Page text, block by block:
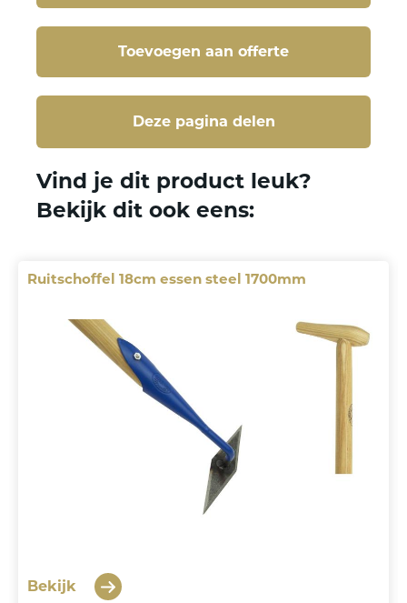
Toevoegen aan offerte
Deze pagina delen
Deze pagina delen
Vind je dit product leuk?
Bekijk dit ook eens:
Ruitschoffel 18cm essen steel 1700mm
Bekijk